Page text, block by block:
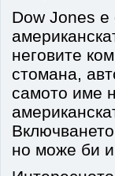
Dow Jones е
неговите
стомана,
самото име
но може би